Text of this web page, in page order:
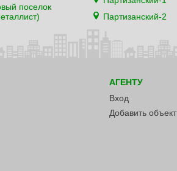
поселок
Партизанский-2
АГЕНТУ
Вход
Добавить объект